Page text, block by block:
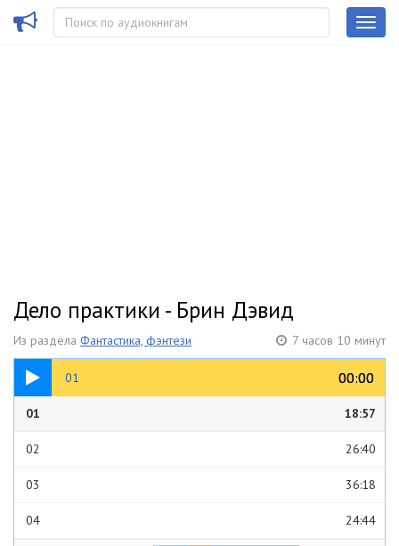
Дело практики - Брин Дэвид
Из раздела Фантастика, фэнтези 7 часов 10 минут
01 00:00
00:00
18:57
01 18:57
02 26:40
03 36:18
04 24:44